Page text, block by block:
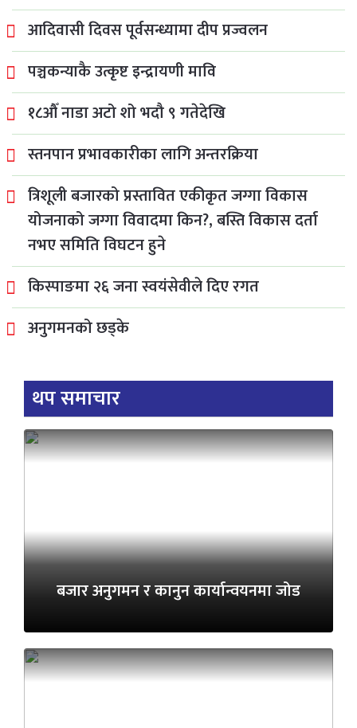
आदिवासी दिवस पूर्वसन्ध्यामा दीप प्रज्वलन
पञ्चकन्याकै उत्कृष्ट इन्द्रायणी मावि
१८औँ नाडा अटो शो भदौ ९ गतेदेखि
स्तनपान प्रभावकारीका लागि अन्तरक्रिया
त्रिशूली बजारको प्रस्तावित एकीकृत जग्गा विकास
योजनाको जग्गा विवादमा किन?, बस्ति विकास दर्ता
नभए समिति विघटन हुने
किस्पाङमा २६ जना स्वयंसेवीले दिए रगत
अनुगमनको छड्के
थप समाचार
बजार अनुगमन र कानुन कार्यान्वयनमा जोड